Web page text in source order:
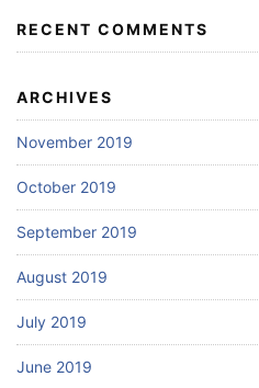
RECENT COMMENTS
ARCHIVES
November 2019
October 2019
September 2019
August 2019
July 2019
June 2019